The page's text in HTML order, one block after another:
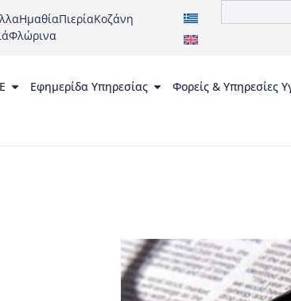
ΗμαθίαΠιερίαΚοζάνη
Φλώρινα
Εφημερίδα Υπηρεσίας Φορείς & Υπηρεσίες